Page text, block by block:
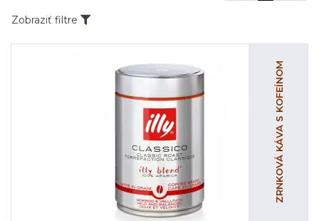
Zobraziť filtre
ZRNKOVÁ KÁVA S KOFEÍNOM